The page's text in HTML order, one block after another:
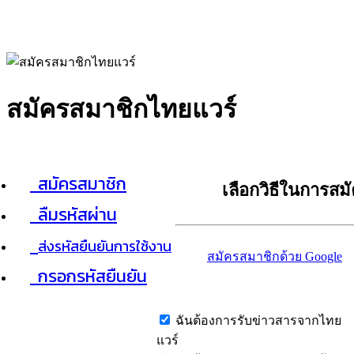
สมัครสมาชิกไทยแวร์
สมัครสมาชิก
ลืมรหัสผ่าน
ส่งรหัสยืนยันการใช้งาน
กรอกรหัสยืนยัน
เลือกวิธีในการส
สมัครสมาชิกด้วย Google
ฉันต้องการรับข่าวสารจากไทย
แวร์